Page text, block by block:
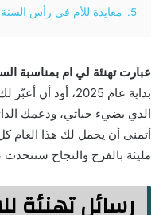
5.
معايدة للأم في رأس السنة
عبارت تهنئة لي ام بمناسبة السنة
بداية عام 2025،
الذي يضيء حياتي، ودعمك
أتمنى أن يحمل لك هذا العام
مليئة بالفرح والنجاح
رسائل تهنئة